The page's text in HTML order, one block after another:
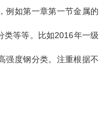
如第一章第一节金属的
类等等。比如2016年一级
强度钢分类。注重根据不